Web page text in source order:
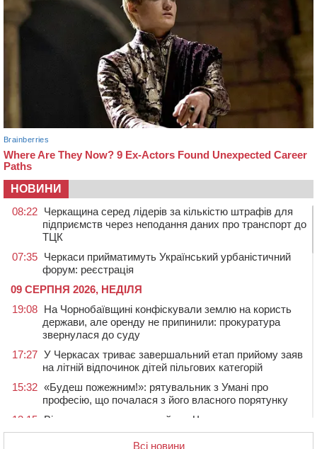
НОВИНИ
08:22 Черкащина серед лідерів за кількістю штрафів для
підприємств через неподання даних про транспорт до
ТЦК
07:35 Черкаси прийматимуть Український урбаністичний
форум: реєстрація
09 СЕРПНЯ 2026, НЕДІЛЯ
19:08 На Чорнобаївщині конфіскували землю на користь
держави, але оренду не припинили: прокуратура
звернулася до суду
17:27 У Черкасах триває завершальний етап прийому заяв
на літній відпочинок дітей пільгових категорій
15:32 «Будеш пожежним!»: рятувальник з Умані про
професію, що почалася з його власного порятунку
13:15
Від початку року на водоймах Черкащини загинули
37 людей, серед них 2 дітей
Всі новини